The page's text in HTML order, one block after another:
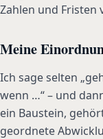
Zahlen und Fristen
Meine
Ich sage selten
wenn …“ – und
ein Baustein,
geordnete